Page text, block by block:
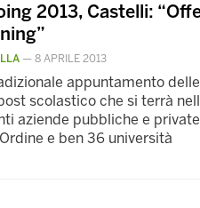
2013, Castelli:
— 8 APRILE 2013
appuntamento
scolastico che si terrà
aziende pubbliche e
e ben 36 università